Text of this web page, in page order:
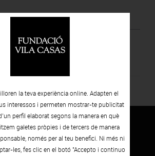
Document adjunt
d'Art Contemporani
la teva experiència online. Adapten el
interessos i permeten mostrar-te publicitat
perfil elaborat segons la manera en què
galetes pròpies i de tercers de manera
només per al teu benefici. Ni més ni
les, fes clic en el botó "Accepto i continuo